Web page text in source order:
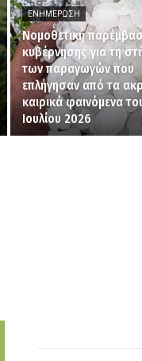
ΕΝΗΜΈΡΩΣΗ
Νομοθετική
κυβέρνησης για τη
των παραγωγών που
επλήγησαν από τα
καιρικά φαινόμενα
Ιουλίου 2026